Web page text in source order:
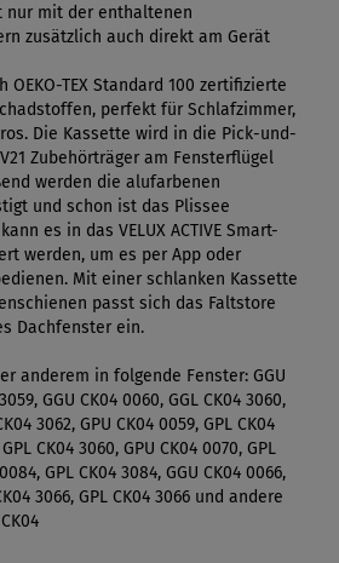
nur mit der enthaltenen
zusätzlich auch direkt am Gerät
OEKO-TEX Standard 100 zertifizierte
perfekt für Schlafzimmer,
Die Kassette wird in die Pick-und-
Zubehörträger am Fensterflügel
werden die alufarbenen
und schon ist das Plissee
es in das VELUX ACTIVE Smart-
werden, um es per App oder
Mit einer schlanken Kassette
passt sich das Faltstore
Dachfenster ein.
anderem in folgende Fenster: GGU
GGU CK04 0060, GGL CK04 3060,
3062, GPU CK04 0059, GPL CK04
CK04 3060, GPU CK04 0070, GPL
GPL CK04 3084, GGU CK04 0066,
3066, GPL CK04 3066 und andere